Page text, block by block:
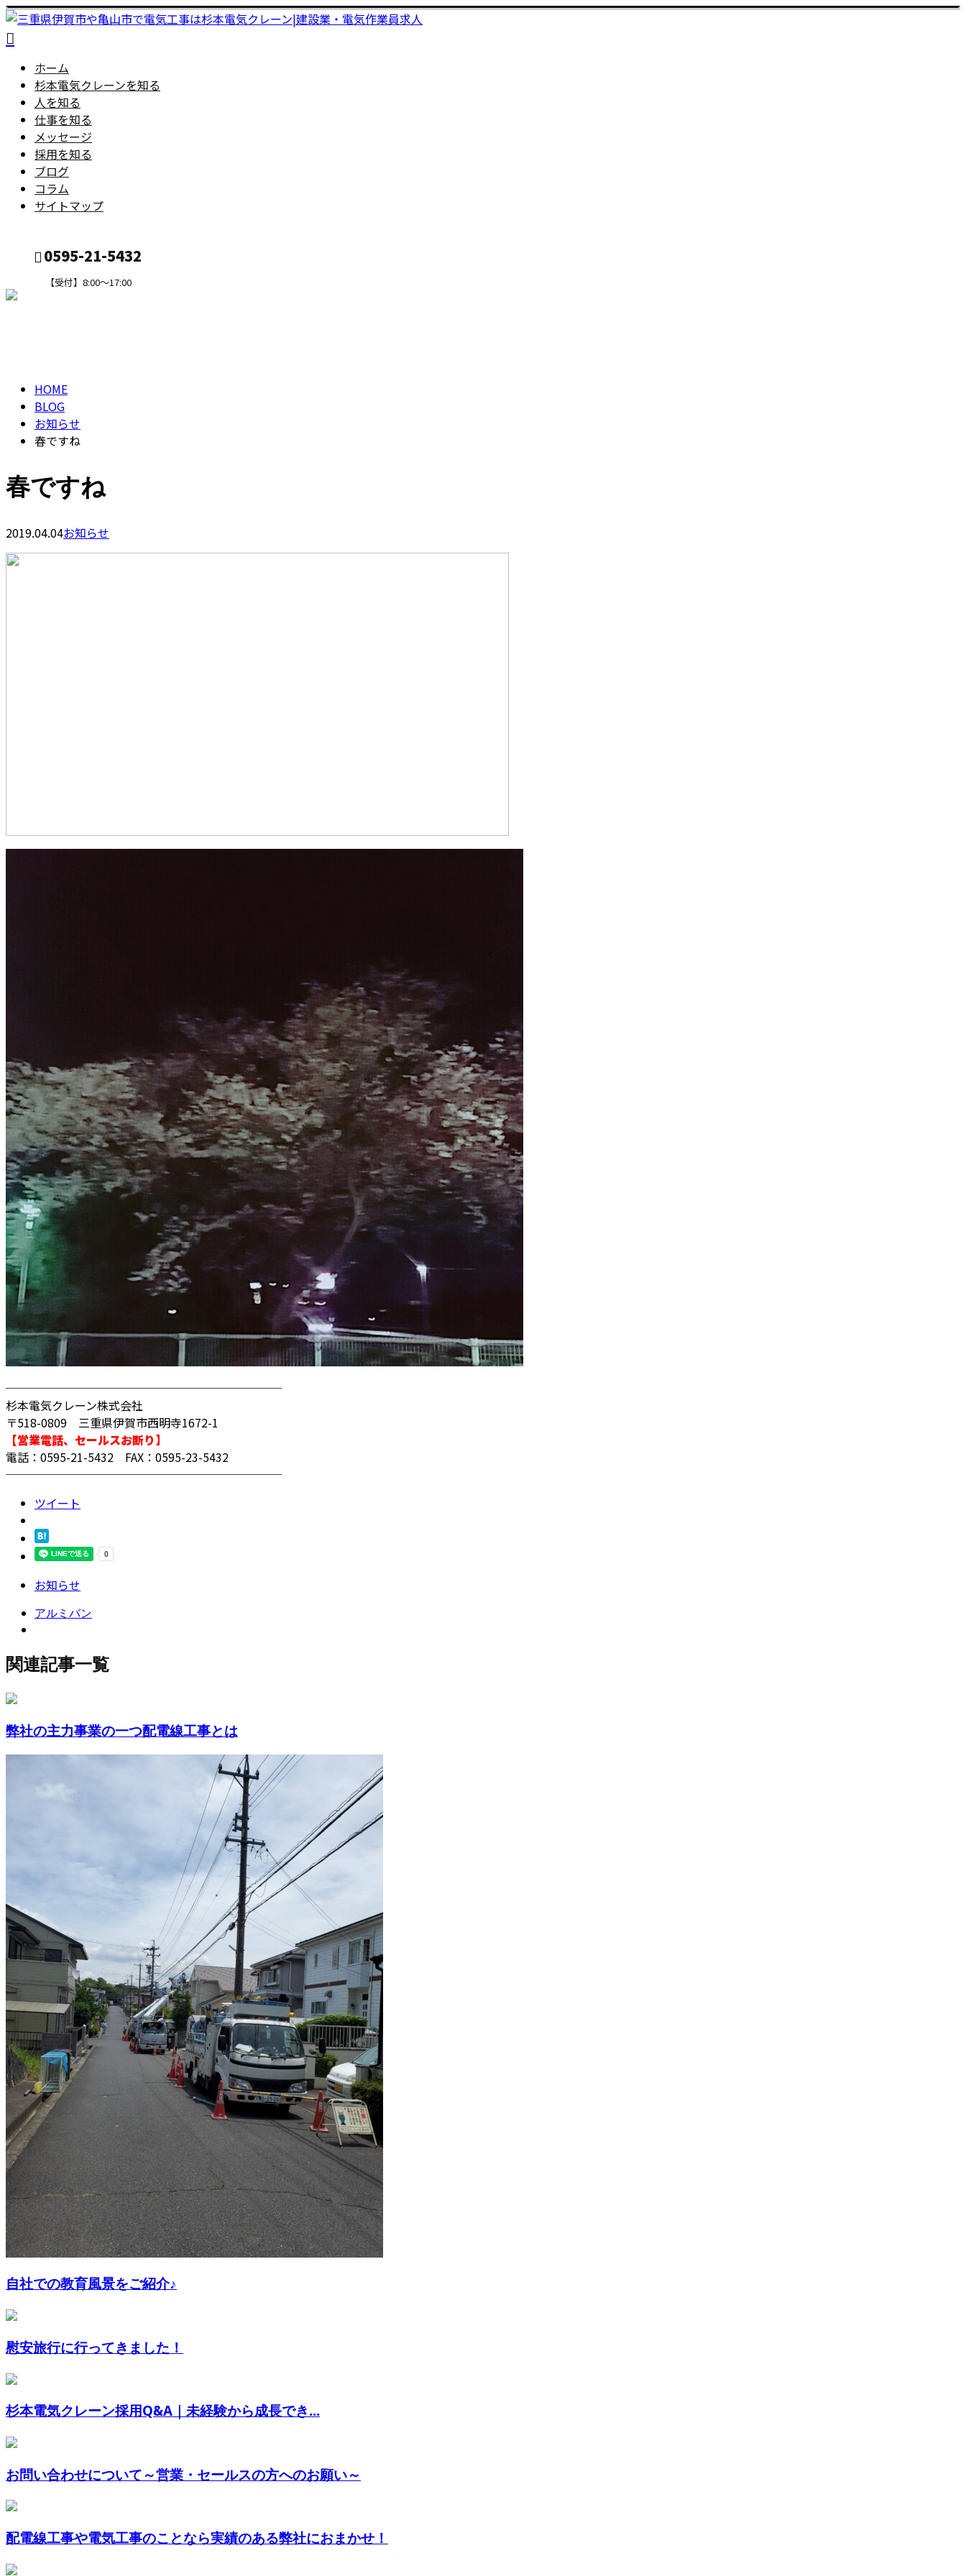
ホーム
杉本電気クレーンを知る
人を知る
仕事を知る
メッセージ
採用を知る
ブログ
コラム
サイトマップ
0595-21-5432
【受付】8:00～17:00
HOME
BLOG
お知らせ
春ですね
春ですね
2019.04.04お知らせ
────────────────────────
杉本電気クレーン株式会社
〒518-0809 三重県伊賀市西明寺1672-1
【営業電話、セールスお断り】
電話：0595-21-5432 FAX：0595-23-5432
────────────────────────
ツイート
お知らせ
アルミバン
関連記事一覧
弊社の主力事業の一つ配電線工事とは
自社での教育風景をご紹介♪
慰安旅行に行ってきました！
杉本電気クレーン採用Q&A｜未経験から成長でき...
お問い合わせについて～営業・セールスの方へのお願い～
配電線工事や電気工事のことなら実績のある弊社におまかせ！